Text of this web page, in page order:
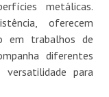
metálicas.
oferecem
em trabalhos de
diferentes
versatilidade para